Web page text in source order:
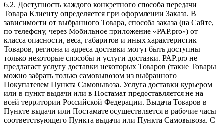
6.2. Доступность каждого конкретного способа передачи
Товара Клиенту определяется при оформлении Заказа. В
зависимости от выбранного Товара, способа заказа (на Сайте,
по телефону, через Мобильное приложение «РАР.pro») от
класса опасности, веса, габаритов и иных характеристик
Товаров, региона и адреса доставки могут быть доступны
только некоторые способы и услуги доставки. РАР.pro не
предлагает услугу доставки некоторых Товаров (такие Товары
можно забрать только самовывозом из выбранного
Покупателем Пункта Самовывоза. Услуга доставки курьером
или в пункт выдачи или в Постамат предоставляется не на
всей территории Российской Федерации. Выдача Товаров в
Пункте выдачи или Постамате осуществляется в рабочие часы
соответствующего Пункта выдачи или Пункта Самовывоза. С